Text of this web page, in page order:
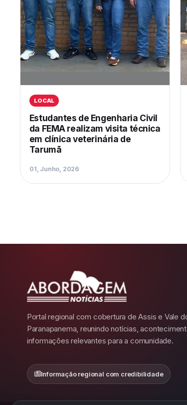
LOCAL
Estudantes de Engenharia Civil
da FEMA realizam visita técnica
em clínica veterinária de
Tarumã
01, Junho, 2026
Portal regional com cobertura de Assis e Vale
Paranapanema, reunindo notícias,
informações relevantes para a comunidade.
Informação regional com credibilidade